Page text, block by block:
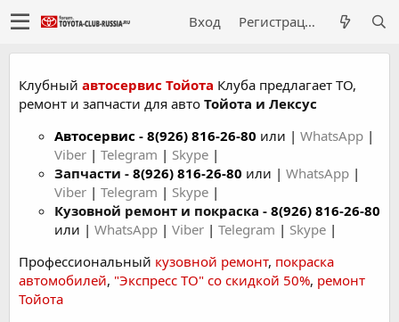
Вход Регистрация
Клубный автосервис Тойота Клуба предлагает ТО,
ремонт и запчасти для авто Тойота и Лексус
Автосервис - 8(926) 816-26-80 или | WhatsApp |
Viber | Telegram | Skype |
Запчасти - 8(926) 816-26-80 или | WhatsApp |
Viber | Telegram | Skype |
Кузовной ремонт и покраска - 8(926) 816-26-80
или | WhatsApp | Viber | Telegram | Skype |
Профессиональный кузовной ремонт, покраска
автомобилей, "Экспресс ТО" со скидкой 50%, ремонт
Тойота